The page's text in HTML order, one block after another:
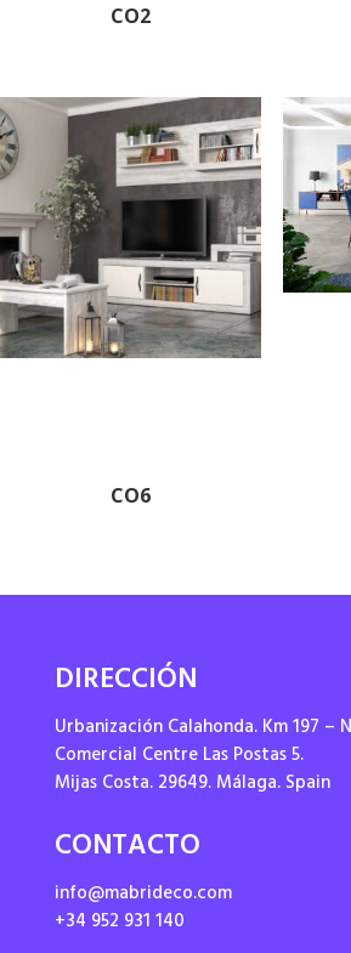
CO2
CO6
DIRECCIÓN
Urbanización Calahonda. Km 197 –
Comercial Centre Las Postas 5.
Mijas Costa. 29649. Málaga. Spain
CONTACTO
info@mabrideco.com
+34 952 931 140